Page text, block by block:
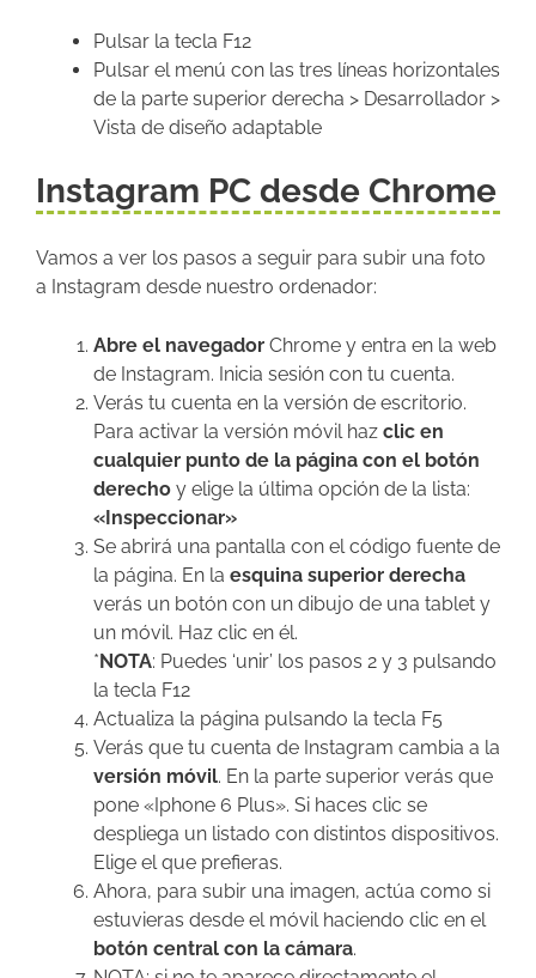
Pulsar la tecla F12
Pulsar el menú con las tres líneas horizontales
de la parte superior derecha > Desarrollador >
Vista de diseño adaptable
Instagram PC desde Chrome
Vamos a ver los pasos a seguir para subir una foto
a Instagram desde nuestro ordenador:
Abre el navegador Chrome y entra en la web
de Instagram. Inicia sesión con tu cuenta.
Verás tu cuenta en la versión de escritorio.
Para activar la versión móvil haz clic en
cualquier punto de la página con el botón
derecho y elige la última opción de la lista:
«Inspeccionar»
Se abrirá una pantalla con el código fuente de
la página. En la esquina superior derecha
verás un botón con un dibujo de una tablet y
un móvil. Haz clic en él.
* NOTA: Puedes ‘unir’ los pasos 2 y 3 pulsando
la tecla F12
Actualiza la página pulsando la tecla F5
Verás que tu cuenta de Instagram cambia a la
versión móvil. En la parte superior verás que
pone «Iphone 6 Plus». Si haces clic se
despliega un listado con distintos dispositivos.
Elige el que prefieras.
Ahora, para subir una imagen, actúa como si
estuvieras desde el móvil haciendo clic en el
botón central con la cámara.